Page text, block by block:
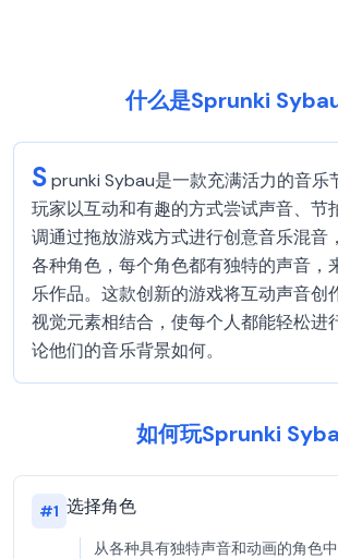
什么是Sprunki
Sprunki Sybau是一款充满活力的音乐
玩家以互动和有趣的方式尝试声音、节
调通过拖放游戏方式进行创意音乐混音
各种角色，每个角色都有独特的声音，
乐作品。这款创新的游戏将互动声音创
视觉元素相结合，使每个人都能轻松进
论他们的音乐背景如何。
如何玩Sprunki
#1 选择角色
从各种具有独特声音和动画的角色